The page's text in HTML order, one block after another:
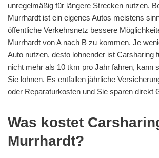
unregelmäßig für längere Strecken nutzen.
Murrhardt ist ein eigenes Autos meistens
öffentliche Verkehrsnetz bessere
Murrhardt von A nach B zu kommen. Je
Auto nutzen, desto lohnender ist Carsharing
nicht mehr als 10 tkm pro Jahr fahren, kann
Sie lohnen. Es entfallen jährliche
oder Reparaturkosten und Sie sparen direkt
Was kostet
Murrhardt?